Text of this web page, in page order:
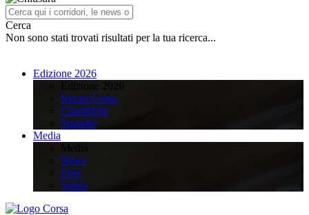
Cerca
Non sono stati trovati risultati per la tua ricerca...
Edizione 2026
Recap Corsa
Classifiche
Squadre
Media
News
Foto
Video